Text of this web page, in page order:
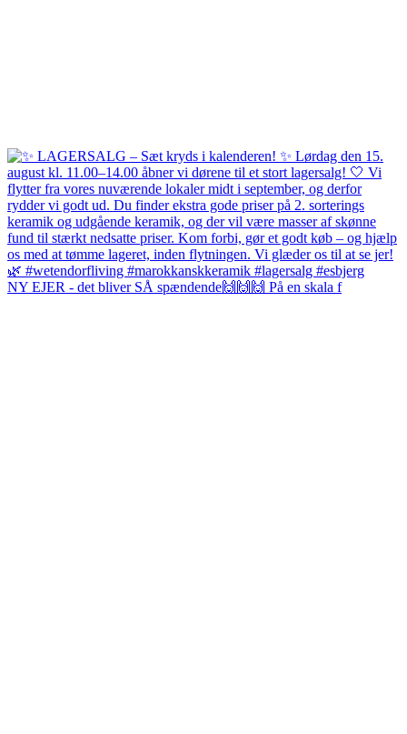
NY EJER - det bliver SÅ spændende🙌🙌🙌 På en skala f